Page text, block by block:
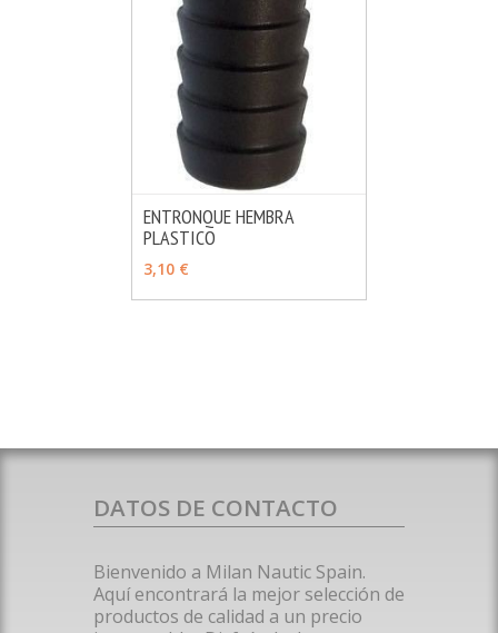
VER OPCIONES
ENTRONQUE HEMBRA
PLASTICO
3,10 €
DATOS DE CONTACTO
Bienvenido a Milan Nautic Spain.
Aquí encontrará la mejor selección de
productos de calidad a un precio